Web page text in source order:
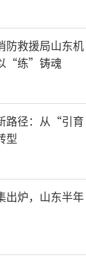
防救援局山东机
“练”铸魂
路径：从“引育
型
出炉，山东半年